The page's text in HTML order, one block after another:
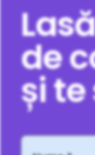
de
și
Nume